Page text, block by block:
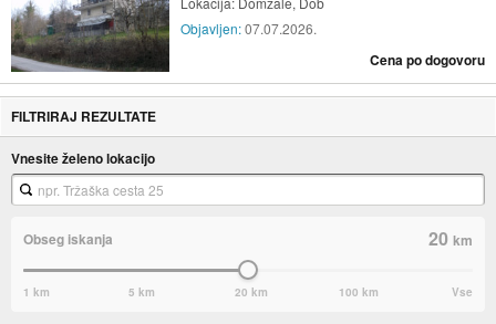
Objavljen:07.07.2026.
Cena po dogovoru
FILTRIRAJ REZULTATE
Vnesite želeno lokacijo
Obseg iskanja 20km
1 km 5 km 20 km 100 km Vse